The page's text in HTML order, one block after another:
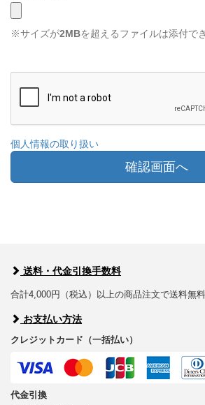
※サイズが2MBを超えるファイルは添付で
個人情報の取り扱い
確認画面へ
送料・代金引換手数料
合計4,000円（税込）以上の商品注文で送料無料
お支払い方法
クレジットカード（一括払い）
代金引換